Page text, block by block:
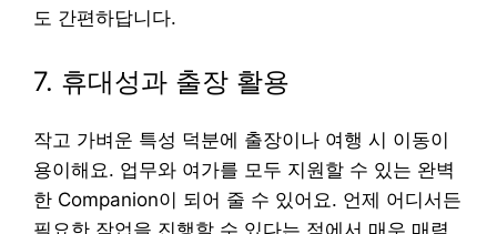
도 간편하답니다.
7. 휴대성과 출장 활용
작고 가벼운 특성 덕분에 출장이나 여행 시 이동이
용이해요. 업무와 여가를 모두 지원할 수 있는 완벽
한 Companion이 되어 줄 수 있어요. 언제 어디서든
필요한 작업을 진행할 수 있다는 점에서 매우 매력